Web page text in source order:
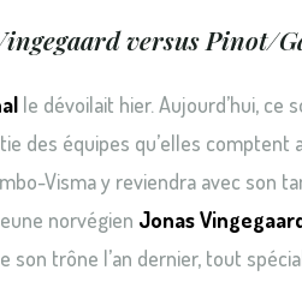
versus Pinot/
le dévoilait hier. Aujourd’hui,
des équipes qu’elles comptent
Visma y reviendra avec son
norvégien Jonas
son trône l’an dernier, tout